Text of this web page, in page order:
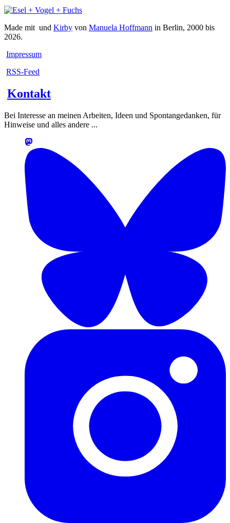
Made mit und Kirby von Manuela Hoffmann in Berlin, 2000 bis
2026.
Impressum
RSS-Feed
Kontakt
Bei Interesse an meinen Arbeiten, Ideen und Spontangedanken, für
Hinweise und alles andere ...